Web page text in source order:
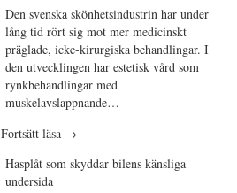
Den svenska skönhetsindustrin har under
lång tid rört sig mot mer medicinskt
präglade, icke-kirurgiska behandlingar. I
den utvecklingen har estetisk vård som
rynkbehandlingar med
muskelavslappnande…
Fortsätt läsa →
Hasplåt som skyddar bilens känsliga
undersida